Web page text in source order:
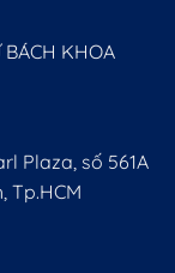
KHOA
Plaza, số 561A
Tp.HCM